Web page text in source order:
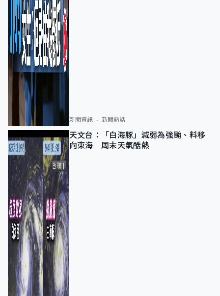
新聞資訊 新聞熱話
天文台：「白海豚」減弱為強颱、料移
向東海 周末天氣酷熱